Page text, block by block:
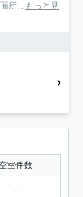
所... もっと見
空室件数
-